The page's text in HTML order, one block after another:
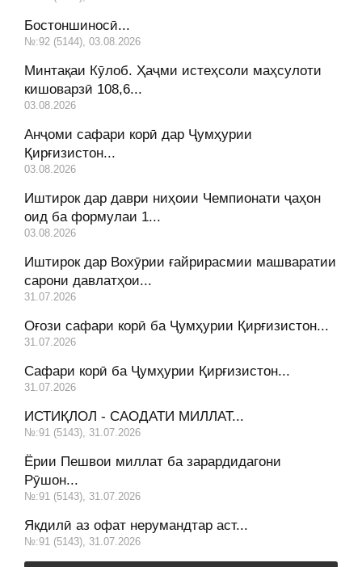
Бостоншиносӣ...
№:92 (5144), 03.08.2026
Минтақаи Кӯлоб. Ҳаҷми истеҳсоли маҳсулоти
кишоварзӣ 108,6...
03.08.2026
Анҷоми сафари корӣ дар Ҷумҳурии
Қирғизистон...
03.08.2026
Иштирок дар даври ниҳоии Чемпионати ҷаҳон
оид ба формулаи 1...
03.08.2026
Иштирок дар Вохӯрии ғайрирасмии машваратии
сарони давлатҳои...
31.07.2026
Оғози сафари корӣ ба Ҷумҳурии Қирғизистон...
31.07.2026
Сафари корӣ ба Ҷумҳурии Қирғизистон...
31.07.2026
ИСТИҚЛОЛ - САОДАТИ МИЛЛАТ...
№:91 (5143), 31.07.2026
Ёрии Пешвои миллат ба зарардидагони
Рӯшон...
№:91 (5143), 31.07.2026
Якдилӣ аз офат нерумандтар аст...
№:91 (5143), 31.07.2026